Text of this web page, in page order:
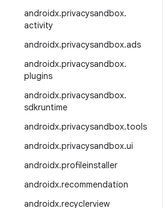
androidx.privacysandbox.
activity
androidx.privacysandbox.ads
androidx.privacysandbox.
plugins
androidx.privacysandbox.
sdkruntime
androidx.privacysandbox.tools
androidx.privacysandbox.ui
androidx.profileinstaller
androidx.recommendation
androidx.recyclerview